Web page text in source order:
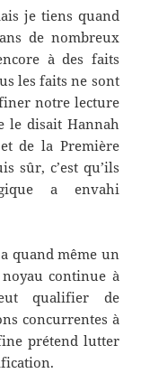
je tiens quand
de nombreux
à des faits
les faits ne sont
notre lecture
le disait Hannah
de la Première
sûr, c’est qu’ils
a envahi
quand même un
continue à
qualifier de
concurrentes à
prétend lutter